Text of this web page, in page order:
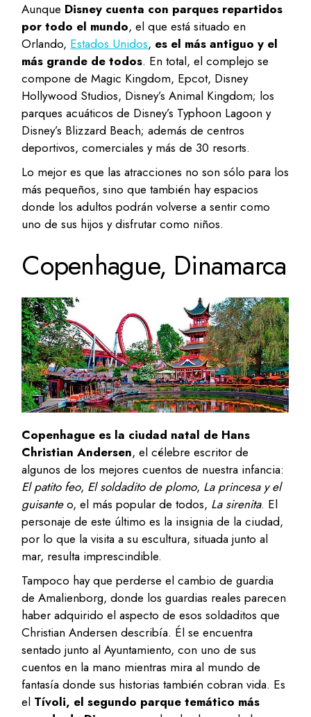
Aunque Disney cuenta con parques repartidos
por todo el mundo, el que está situado en
Orlando, Estados Unidos, es el más antiguo y el
más grande de todos. En total, el complejo se
compone de Magic Kingdom, Epcot, Disney
Hollywood Studios, Disney’s Animal Kingdom; los
parques acuáticos de Disney’s Typhoon Lagoon y
Disney’s Blizzard Beach; además de centros
deportivos, comerciales y más de 30 resorts.
Lo mejor es que las atracciones no son sólo para los
más pequeños, sino que también hay espacios
donde los adultos podrán volverse a sentir como
uno de sus hijos y disfrutar como niños.
Copenhague, Dinamarca
Copenhague es la ciudad natal de Hans
Christian Andersen, el célebre escritor de
algunos de los mejores cuentos de nuestra infancia:
El patito feo, El soldadito de plomo, La princesa y el
guisanteo, el más popular de todos, La sirenita. El
personaje de este último es la insignia de la ciudad,
por lo que la visita a su escultura, situada junto al
mar, resulta imprescindible.
Tampoco hay que perderse el cambio de guardia
de Amalienborg, donde los guardias reales parecen
haber adquirido el aspecto de esos soldaditos que
Christian Andersen describía. Él se encuentra
sentado junto al Ayuntamiento, con uno de sus
cuentos en la mano mientras mira al mundo de
fantasía donde sus historias también cobran vida. Es
el Tívoli, el segundo parque temático más